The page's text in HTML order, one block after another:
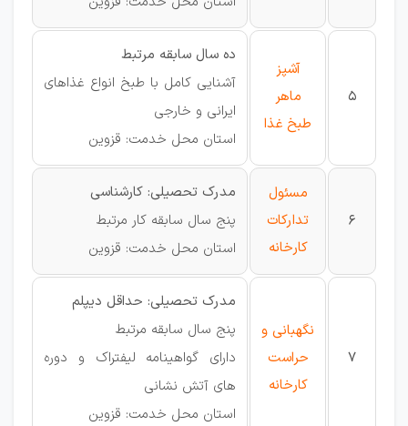
5
آشپز
ماهر
طبخ غذا
ده سال سابقه مرتبط
آشنایی کامل با طبخ انواع غذاهای
ایرانی و خارجی
استان محل خدمت: قزوین
6
مسئول
تدارکات
کارخانه
مدرک تحصیلی: کارشناسی
پنج سال سابقه کار مرتبط
استان محل خدمت: قزوین
7
نگهبانی و
حراست
کارخانه
مدرک تحصیلی: حداقل دیپلم
پنج سال سابقه مرتبط
دارای گواهینامه لیفتراک و دوره
های آتش نشانی
استان محل خدمت: قزوین